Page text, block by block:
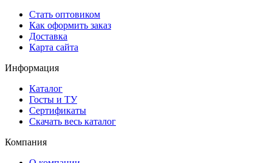
Стать оптовиком
Как оформить заказ
Доставка
Карта сайта
Информация
Каталог
Госты и ТУ
Сертификаты
Скачать весь каталог
Компания